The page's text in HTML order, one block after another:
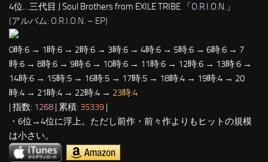
4位…三代目 J Soul Brothers from EXILE TRIBE 「O.R.I.O.N. 」
(アルバム: O.R.I.O.N. – EP)
0時:6 → 1時:6 → 2時:6 → 3時:6 → 4時:6 → 5時:6 → 6時:6 → 7
時:6 → 8時:6 → 9時:6 → 10時:6 → 11時:6 → 12時:6 → 13時:6 →
14時:6 → 15時:5 → 16時:5 → 17時:5 → 18時:4 → 19時:4 → 20
時:4 → 21時:4 → 22時:4 → 23時:4
| 指数: 1268 | 累積: 35339 |
・6位→4位に浮上。ただし前作・前々作よりもヒットの規模
は小さい。